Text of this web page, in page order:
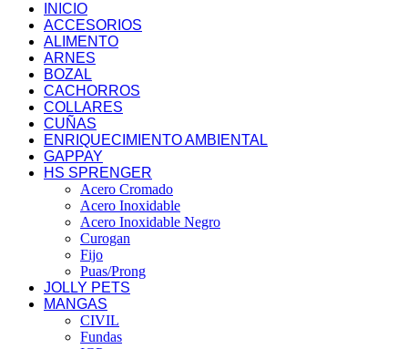
INICIO
ACCESORIOS
ALIMENTO
ARNES
BOZAL
CACHORROS
COLLARES
CUÑAS
ENRIQUECIMIENTO AMBIENTAL
GAPPAY
HS SPRENGER
Acero Cromado
Acero Inoxidable
Acero Inoxidable Negro
Curogan
Fijo
Puas/Prong
JOLLY PETS
MANGAS
CIVIL
Fundas